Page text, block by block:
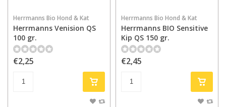
Herrmanns Bio Hond & Kat
Herrmanns Venision QS
100 gr.
€2,25
Herrmanns Bio Hond & Kat
Herrmanns BIO Sensitive
Kip QS 150 gr.
€2,45